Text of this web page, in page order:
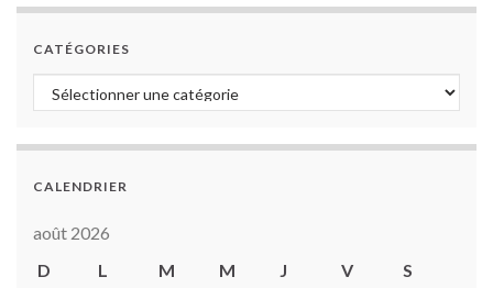
CATÉGORIES
Catégories
CALENDRIER
août 2026
D
L M M J V
S